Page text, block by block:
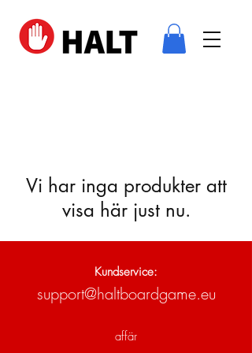
Vi har inga produkter att
visa här just nu.
Kundservice:
support@haltboardgame.eu
affär